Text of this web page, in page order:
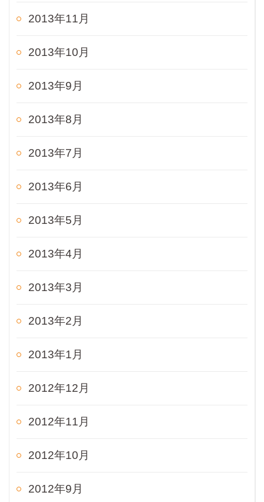
2013年11月
2013年10月
2013年9月
2013年8月
2013年7月
2013年6月
2013年5月
2013年4月
2013年3月
2013年2月
2013年1月
2012年12月
2012年11月
2012年10月
2012年9月